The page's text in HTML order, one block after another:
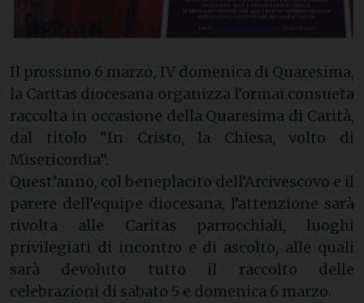
Il prossimo 6 marzo, IV domenica di Quaresima,
la Caritas diocesana organizza l’ormai consueta
raccolta in occasione della Quaresima di Carità,
dal titolo “In Cristo, la Chiesa, volto di
Misericordia”.
Quest’anno, col beneplacito dell’Arcivescovo e il
parere dell’equipe diocesana, l’attenzione sarà
rivolta alle Caritas parrocchiali, luoghi
privilegiati di incontro e di ascolto, alle quali
sarà devoluto tutto il raccolto delle
celebrazioni di sabato 5 e domenica 6 marzo.